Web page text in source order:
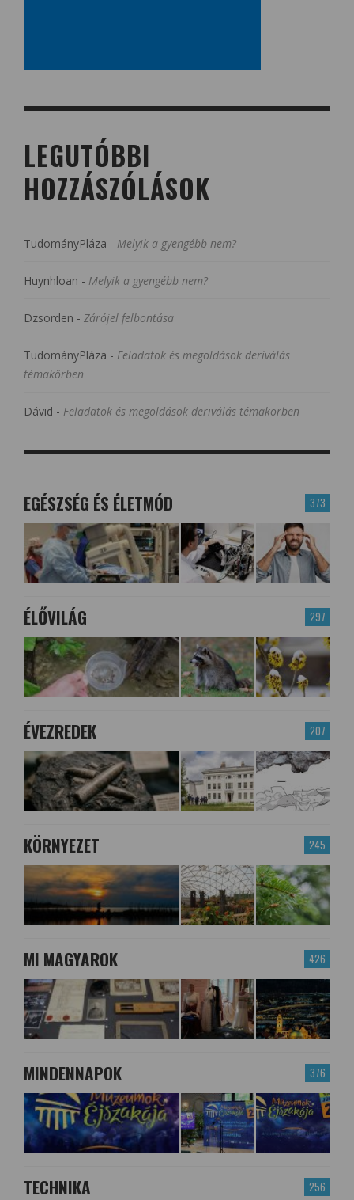
LEGUTÓBBI
HOZZÁSZÓLÁSOK
TudományPláza - Melyik a gyengébb nem?
Huynhloan - Melyik a gyengébb nem?
Dzsorden - Zárójel felbontása
TudományPláza - Feladatok és megoldások deriválás
témakörben
Dávid - Feladatok és megoldások deriválás témakörben
373
EGÉSZSÉG ÉS ÉLETMÓD
297
ÉLŐVILÁG
207
ÉVEZREDEK
245
KÖRNYEZET
426
MI MAGYAROK
376
MINDENNAPOK
256
TECHNIKA